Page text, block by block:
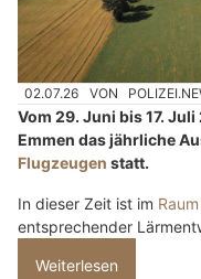
02.07.26 VON
Vom 29. Juni bis 17.
Emmen das jährliche
Flugzeugen statt.
In dieser Zeit ist im
entsprechender
Weiterlesen